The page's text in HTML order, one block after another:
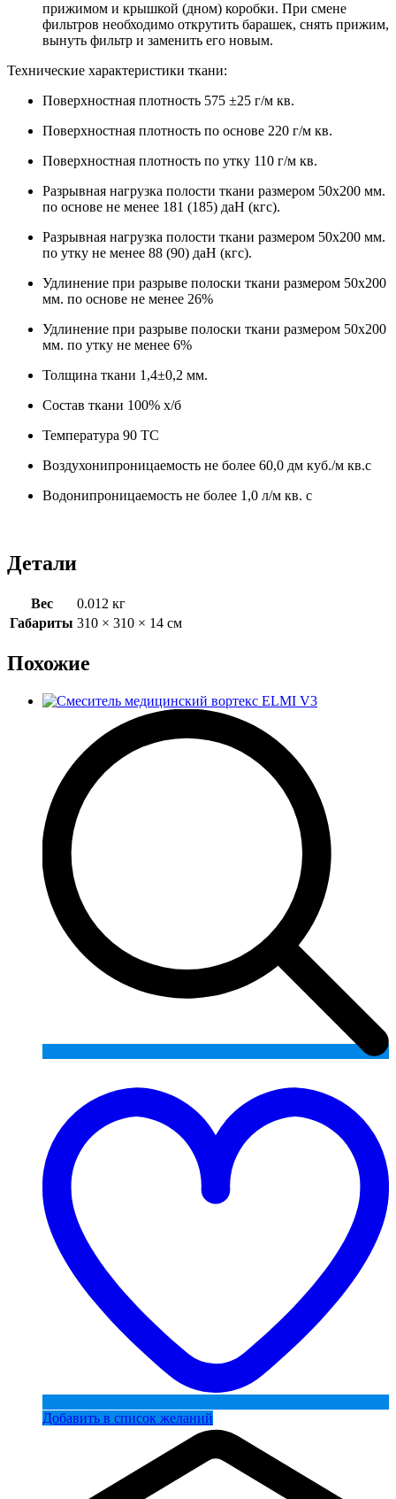
прижимом и крышкой (дном) коробки. При смене
фильтров необходимо открутить барашек, снять прижим,
вынуть фильтр и заменить его новым.
Технические характеристики ткани:
Поверхностная плотность 575 ±25 г/м кв.
Поверхностная плотность по основе 220 г/м кв.
Поверхностная плотность по утку 110 г/м кв.
Разрывная нагрузка полости ткани размером 50х200 мм.
по основе не менее 181 (185) даН (кгс).
Разрывная нагрузка полости ткани размером 50х200 мм.
по утку не менее 88 (90) даН (кгс).
Удлинение при разрыве полоски ткани размером 50х200
мм. по основе не менее 26%
Удлинение при разрыве полоски ткани размером 50х200
мм. по утку не менее 6%
Толщина ткани 1,4±0,2 мм.
Состав ткани 100% х/б
Температура 90 ТС
Воздухонипроницаемость не более 60,0 дм куб./м кв.с
Водонипроницаемость не более 1,0 л/м кв. с
Детали
Вес
0.012 кг
Габариты 310 × 310 × 14 см
Похожие
Добавить в список желаний